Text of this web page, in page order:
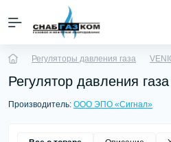
Регуляторы давления газа
Регулятор давления
Производитель: ООО ЭПО «Сигнал»